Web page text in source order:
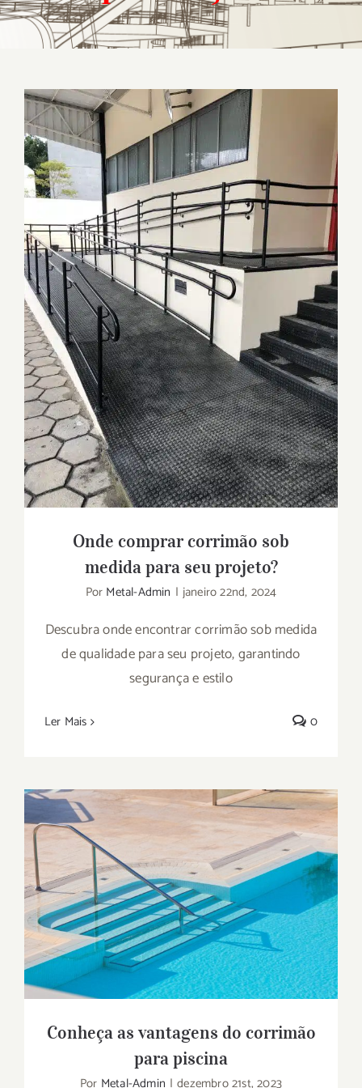
Onde comprar corrimão sob medida para
seu projeto?
Onde comprar corrimão sob
medida para seu projeto?
Por Metal-Admin | janeiro 22nd, 2024
Descubra onde encontrar corrimão sob medida
de qualidade para seu projeto, garantindo
segurança e estilo
Ler Mais 0
Conheça as vantagens do corrimão para
piscina
Conheça as vantagens do corrimão
para piscina
Por Metal-Admin | dezembro 21st, 2023